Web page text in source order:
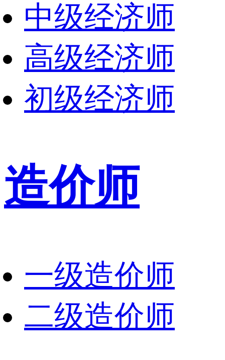
中级经济师
高级经济师
初级经济师
造价师
一级造价师
二级造价师